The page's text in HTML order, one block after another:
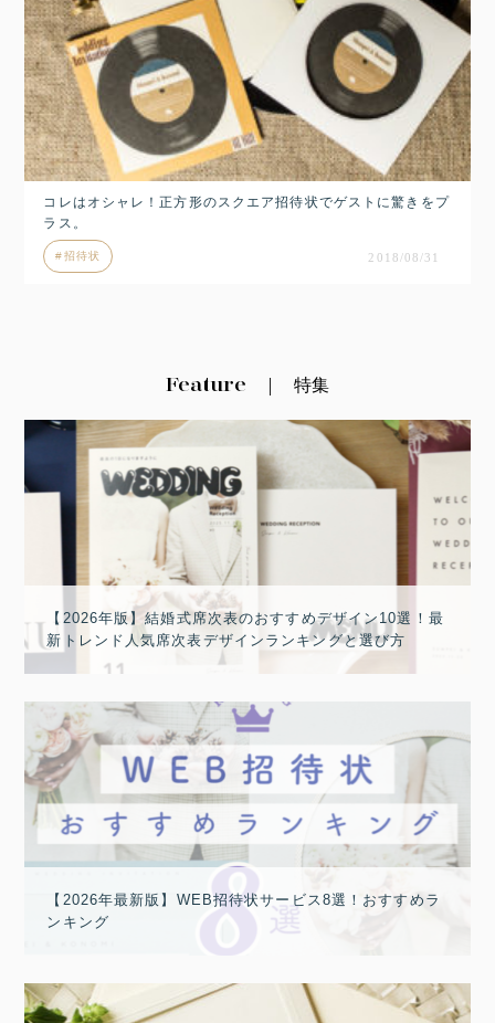
コレはオシャレ！正方形のスクエア招待状でゲストに驚きをプ
ラス。
招待状 2018/08/31
Feature 特集
【2026年版】結婚式席次表のおすすめデザイン10選！最
新トレンド人気席次表デザインランキングと選び方
【2026年最新版】WEB招待状サービス8選！おすすめラ
ンキング